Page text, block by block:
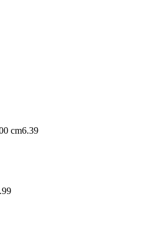
cm6.39